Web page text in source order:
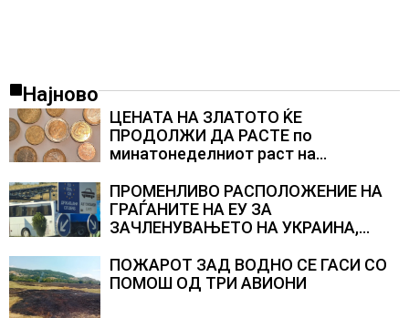
Најново
ЦЕНАТА НА ЗЛАТОТО ЌЕ
ПРОДОЛЖИ ДА РАСТЕ по
минатонеделниот раст на
ПРОМЕНЛИВО РАСПОЛОЖЕНИЕ НА
ГРАЃАНИТЕ НА ЕУ ЗА
ЗАЧЛЕНУВАЊЕТО НА УКРАИНА,
Полска, Франција и Германија
ПОЖАРОТ ЗАД ВОДНО СЕ ГАСИ СО
ПОМОШ ОД ТРИ АВИОНИ